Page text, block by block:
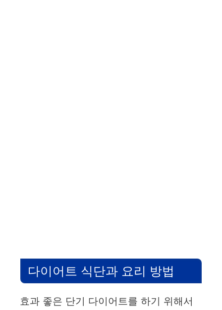
다이어트 식단과 요리 방법
효과 좋은 단기 다이어트를 하기 위해서